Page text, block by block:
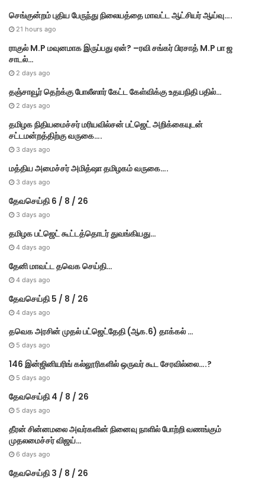
i
e
செங்குன்றம் புதிய பேருந்து நிலையத்தை மாவட்ட ஆட்சியர் ஆய்வு….
21 hours ago
ராகுல் M.P மவுனமாக இருப்பது ஏன்? –ரவி சங்கர் பிரசாத் M.P பா ஜ
சாடல்…
2 days ago
தஞ்சாவூர் தெற்க்கு போலீஸார் கேட்ட கேள்விக்கு உதயநிதி பதில்…
2 days ago
தமி​ழ​க நிதியமைச்சர் மரியவில்சன் பட்ஜெட் அறிக்கையுடன்
சட்டமன்றத்திற்கு வருகை….
3 days ago
மத்திய அமைச்சர் அமித்ஷா தமிழகம் வருகை….
3 days ago
தேவசெய்தி 6 / 8 / 26
3 days ago
தமிழக பட்ஜெட் கூட்டத்தொடர் துவங்கியது…
4 days ago
தேனி மாவட்ட தவெக செய்தி…
4 days ago
தேவசெய்தி 5 / 8 / 26
4 days ago
தவெக அரசின் முதல் பட்​ஜெட்தேதி (ஆக.6) தாக்​கல் …
5 days ago
146 இன்ஜினியரிங் கல்லூரிகளில் ஒருவர் கூட சேரவில்லை….?
5 days ago
தேவசெய்தி 4 / 8 / 26
5 days ago
தீரன் சின்னமலை அவர்களின் நினைவு நாளில் போற்றி வணங்கும்
முதலமைச்சர் விஜய்…
6 days ago
தேவசெய்தி 3 / 8 / 26